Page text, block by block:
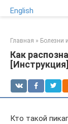
English
Главная » Болезни
Как
[Инструкция]
Кто такой